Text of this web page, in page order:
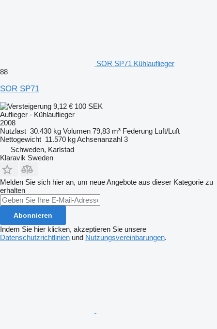
SOR SP71 Kühlauflieger
88
SOR SP71
9,12 € 100 SEK
Auflieger - Kühlauflieger
2008
Nutzlast 30.430 kg Volumen 79,83 m³ Federung Luft/Luft
Nettogewicht 11.570 kgAchsenanzahl 3
Schweden, Karlstad
Klaravik Sweden
Melden Sie sich hier an, um neue Angebote aus dieser Kategorie zu
erhalten
Abonnieren
Indem Sie hier klicken, akzeptieren Sie unsere
Datenschutzrichtlinien und Nutzungsvereinbarungen.